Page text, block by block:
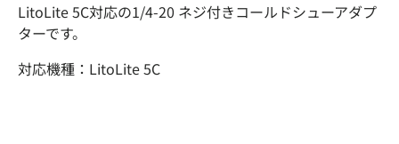
LitoLite 5C対応の1/4-20 ネジ付きコールドシューアダプ
ターです。
対応機種： LitoLite 5C